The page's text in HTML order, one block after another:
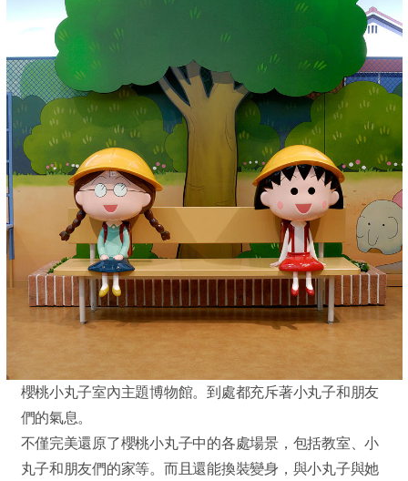
櫻桃小丸子室內主題博物館。到處都充斥著小丸子和朋友
們的氣息。
不僅完美還原了櫻桃小丸子中的各處場景，包括教室、小
丸子和朋友們的家等。而且還能換裝變身，與小丸子與她